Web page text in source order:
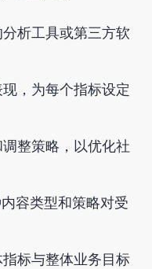
析工具或第三方软
，为每个指标设定
整策略，以优化社
容类型和策略对受
标与整体业务目标